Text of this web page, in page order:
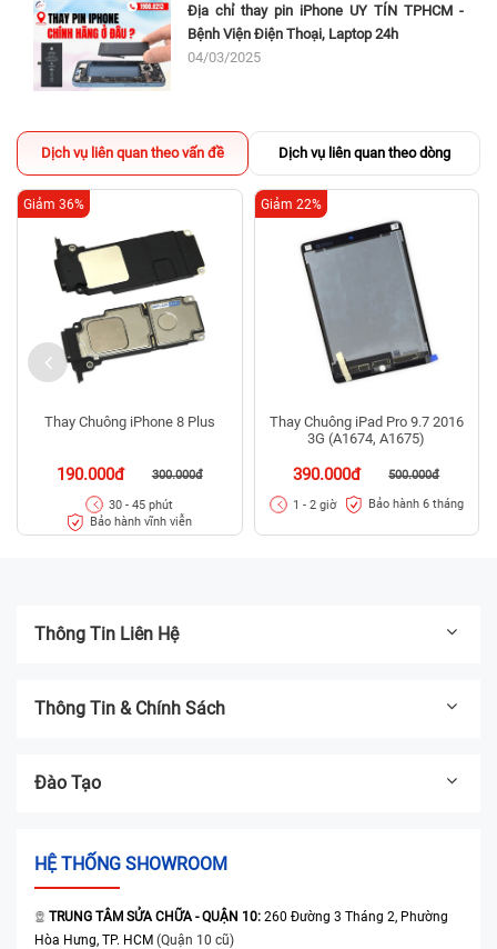
Địa chỉ thay pin iPhone UY TÍN TPHCM -
Bệnh Viện Điện Thoại, Laptop 24h
04/03/2025
Dịch vụ liên quan theo vấn đề Dịch vụ liên quan theo dòng
Thay Chuông iPhone 8 Plus
190.000đ 300.000đ
Giảm 36%
30 - 45 phút
Bảo hành vĩnh viễn
Thay Chuông iPad Pro 9.7 2016
3G (A1674, A1675)
390.000đ 500.000đ
Giảm 22%
1 - 2 giờ Bảo hành 6 tháng
Thông Tin Liên Hệ
Thông Tin & Chính Sách
Đào Tạo
HỆ THỐNG SHOWROOM
TRUNG TÂM SỬA CHỮA - QUẬN 10: 260 Đường 3 Tháng 2, Phường
Hòa Hưng, TP. HCM (Quận 10 cũ)